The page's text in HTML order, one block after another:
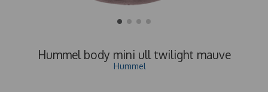
Hummel body mini ull twilight mauve
Hummel